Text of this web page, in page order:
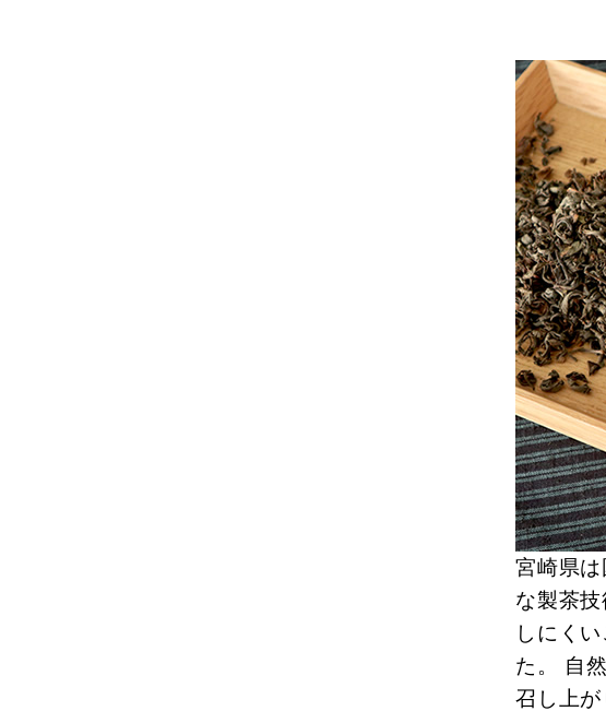
宮崎県
な製茶
しにく
た。 自
召し上が